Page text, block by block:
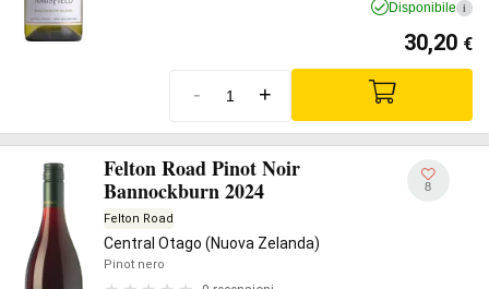
Disponibile i
30,20 €
- +
Felton Road Pinot Noir
Bannockburn 2024
Felton Road
Central Otago (Nuova Zelanda)
Pinot nero
8